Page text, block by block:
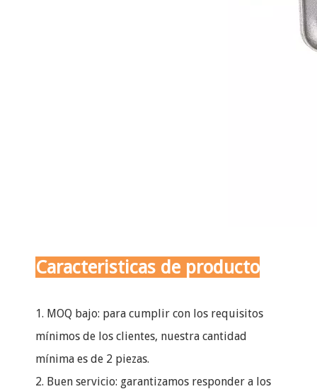
Caracteristicas de producto
1. MOQ bajo: para cumplir con los requisitos
mínimos de los clientes, nuestra cantidad
mínima es de 2 piezas.
2. Buen servicio: garantizamos responder a los